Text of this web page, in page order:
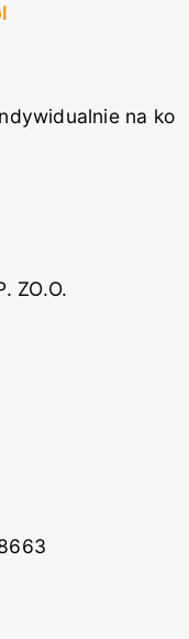
na ko
ZO.O.